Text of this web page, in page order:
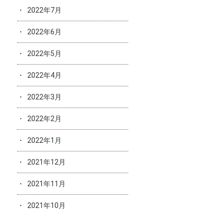
2022年7月
2022年6月
2022年5月
2022年4月
2022年3月
2022年2月
2022年1月
2021年12月
2021年11月
2021年10月